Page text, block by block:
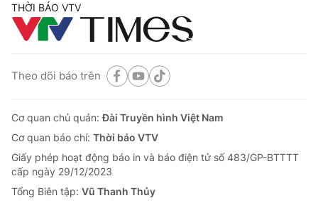
THỜI BÁO VTV
Theo dõi báo trên
Cơ quan chủ quản:Đài Truyền hình Việt Nam
Cơ quan báo chí: Thời báo VTV
Giấy phép hoạt động báo in và báo điện tử số 483/GP-BTTTT
cấp ngày 29/12/2023
Tổng Biên tập: Vũ Thanh Thủy